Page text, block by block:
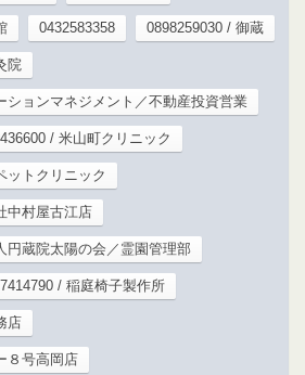
0432583358 0898259030 / 御蔵
院
ションマネジメント／不動産投資営業
/ 米山町クリニック
ットクリニック
中村屋古江店
円蔵院太陽の会／霊園管理部
/ 稲庭椅子製作所
店
８号高岡店